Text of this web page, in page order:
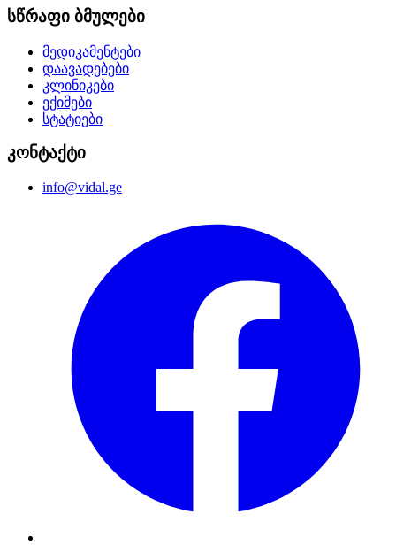
სწრაფი ბმულები
მედიკამენტები
დაავადებები
კლინიკები
ექიმები
სტატიები
კონტაქტი
info@vidal.ge